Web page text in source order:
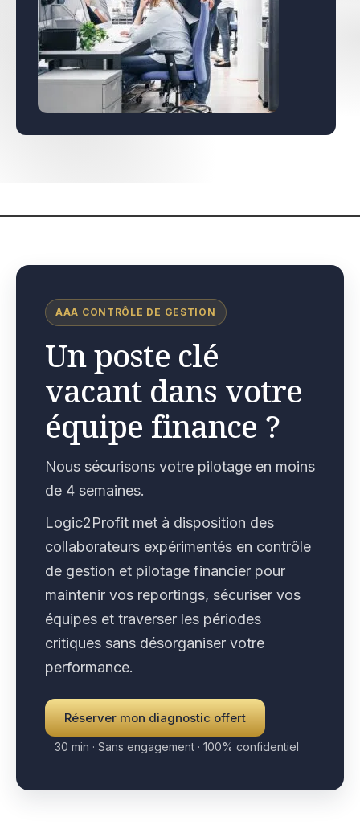
AAA CONTRÔLE DE GESTION
Un poste clé
vacant dans votre
équipe finance ?
Nous sécurisons votre pilotage en moins
de 4 semaines.
Logic2Profit met à disposition des
collaborateurs expérimentés en contrôle
de gestion et pilotage financier pour
maintenir vos reportings, sécuriser vos
équipes et traverser les périodes
critiques sans désorganiser votre
performance.
Réserver mon diagnostic offert
30 min · Sans engagement · 100% confidentiel